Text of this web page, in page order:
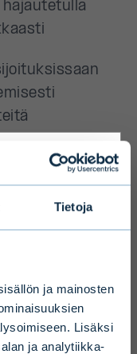
Tietoja
ja mainosten
Lisäksi
ja analytiikka-
the most
select your
type.